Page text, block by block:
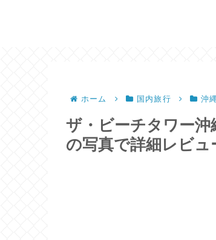
ホーム 国内旅行 沖
ザ・ビーチタワー
の写真で詳細レビュ